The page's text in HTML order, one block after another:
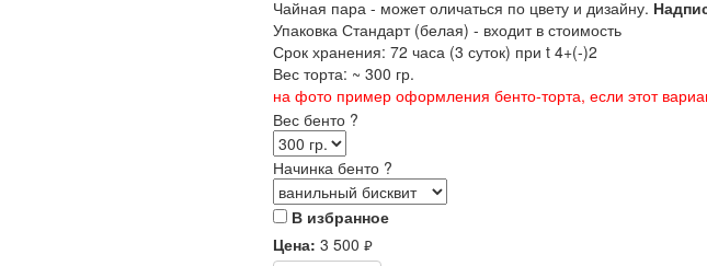
Чайная пара - может оличаться по цвету и дизайну.
Упаковка Стандарт (белая) - входит в стоимость
Срок хранения: 72 часа (3 суток) при t 4+(-)2
Вес торта: ~ 300 гр.
на фото пример оформления бенто-торта, если этот
Вес бенто ?
Начинка бенто ?
В избранное
Цена: 3 500 руб.